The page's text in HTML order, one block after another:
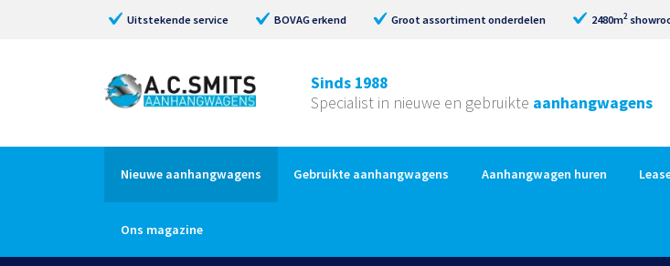
Uitstekende service BOVAG erkend Groot assortiment onderdelen 2480m2
Sinds 1988
Specialist in nieuwe en gebruikte aanhangwagens
Nieuwe aanhangwagens Gebruikte aanhangwagens Aanhangwagen huren
Ons magazine